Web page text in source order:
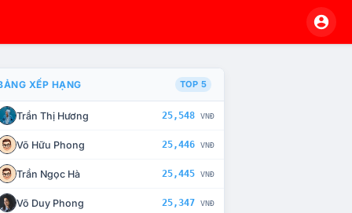
CHẾ TÀI XỬ LÝ VI PHẠM
XẾP HẠNG TOP 5
Trần Thị Hương 25,548 VNĐ
Võ Hữu Phong 25,446 VNĐ
Trần Ngọc Hà 25,445 VNĐ
Võ Duy Phong 25,347 VNĐ